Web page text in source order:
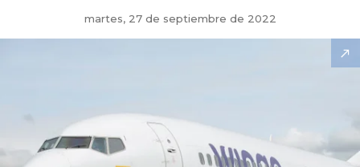
martes, 27 de septiembre de 2022